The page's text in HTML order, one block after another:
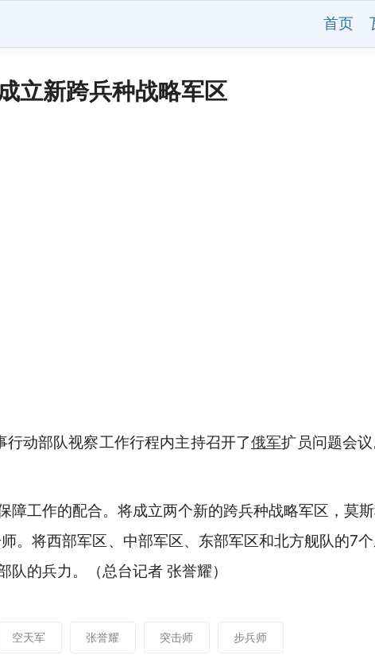
首页
立新跨兵种战略军区
行动部队视察工作行程内主持召开了俄军扩员问题会
工作的配合。将成立两个新的跨兵种战略军区，莫
。将西部军区、中部军区、东部军区和北方舰队的7
的兵力。（总台记者 张誉耀）
空天军 张誉耀 突击师 步兵师